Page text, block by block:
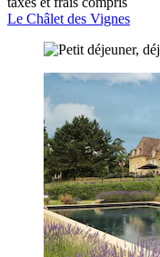
Le Châlet des Vignes